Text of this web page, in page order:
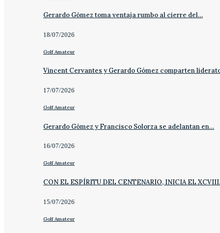
Gerardo Gómez toma ventaja rumbo al cierre del…
18/07/2026
Golf Amateur
Vincent Cervantes y Gerardo Gómez comparten
17/07/2026
Golf Amateur
Gerardo Gómez y Francisco Solorza se adelantan en…
16/07/2026
Golf Amateur
CON EL ESPÍRITU DEL CENTENARIO, INICIA EL
15/07/2026
Golf Amateur